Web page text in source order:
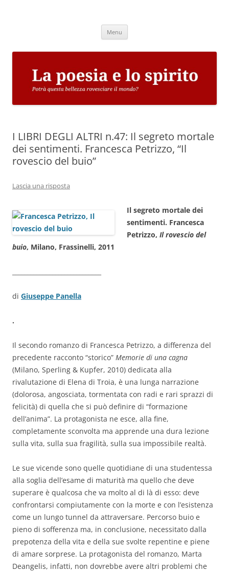
Menu
I LIBRI DEGLI ALTRI n.47: Il segreto mortale
dei sentimenti. Francesca Petrizzo, “Il
rovescio del buio”
Lascia una risposta
Il segreto mortale dei
sentimenti. Francesca
Petrizzo, Il rovescio del
buio, Milano, Frassinelli, 2011
di Giuseppe Panella
.
Il secondo romanzo di Francesca Petrizzo, a differenza del
precedente racconto “storico” Memorie di una cagna
(Milano, Sperling & Kupfer, 2010) dedicata alla
rivalutazione di Elena di Troia, è una lunga narrazione
(dolorosa, angosciata, tormentata con radi e rari sprazzi di
felicità) di quella che si può definire di “formazione
dell’anima”. La protagonista ne esce, alla fine,
completamente sconvolta ma apprende una dura lezione
sulla vita, sulla sua fragilità, sulla sua impossibile realtà.
Le sue vicende sono quelle quotidiane di una studentessa
alla soglia dell’esame di maturità ma quello che deve
superare è qualcosa che va molto al di là di esso: deve
confrontarsi compiutamente con la morte e con l’esistenza
come un lungo tunnel da attraversare. Percorso buio e
pieno di sofferenza ma, in conclusione, necessitato dalla
prepotenza della vita e della sue svolte repentine e piene
di amare sorprese. La protagonista del romanzo, Marta
Deangelis, infatti, non dovrebbe avere altri problemi che